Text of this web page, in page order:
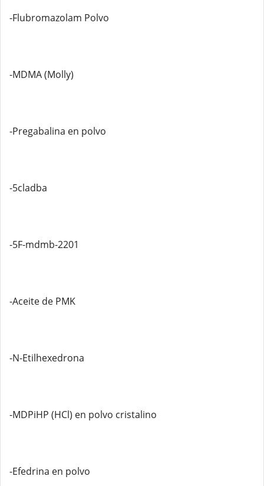
-Flubromazolam Polvo
-MDMA (Molly)
-Pregabalina en polvo
-5cladba
-5F-mdmb-2201
-Aceite de PMK
-N-Etilhexedrona
-MDPiHP (HCl) en polvo cristalino
-Efedrina en polvo